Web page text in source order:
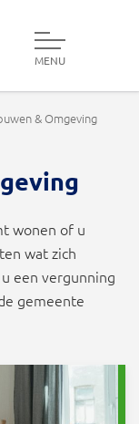
MENU
& Omgeving
wonen of u
wat zich
een vergunning
gemeente